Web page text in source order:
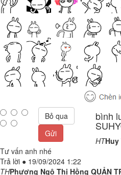
Bỏ qua
Gửi
bình
HTHuy
Tư vấn anh nhé
Trả lời ● 19/09/2024 1:22
THPhương Ngô Thị Hồng QUẢN